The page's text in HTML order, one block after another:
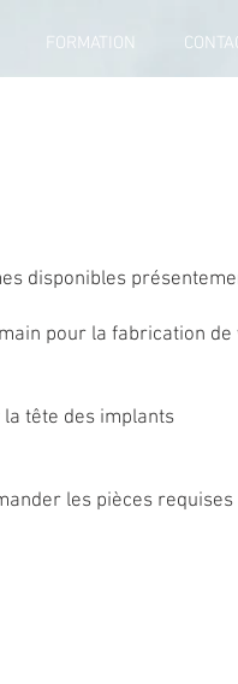
FORMATION
disponibles
pour la fabrication de
tête des implants
les pièces